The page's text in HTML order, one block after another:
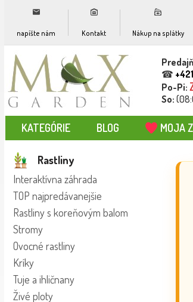
napíšte nám Kontakt Nákup na splátky
☎
Po-Pi:
So:
KATEGÓRIE BLOG MOJA
Rastliny
Interaktívna záhrada
TOP najpredávanejšie
Rastliny s koreňovým balom
Stromy
Ovocné rastliny
Kríky
Tuje a ihličnany
Živé ploty